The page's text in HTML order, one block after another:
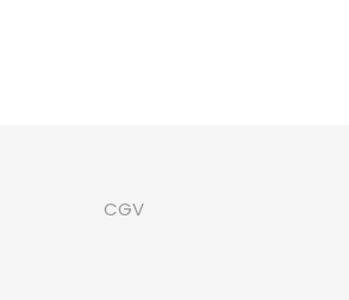
CGV